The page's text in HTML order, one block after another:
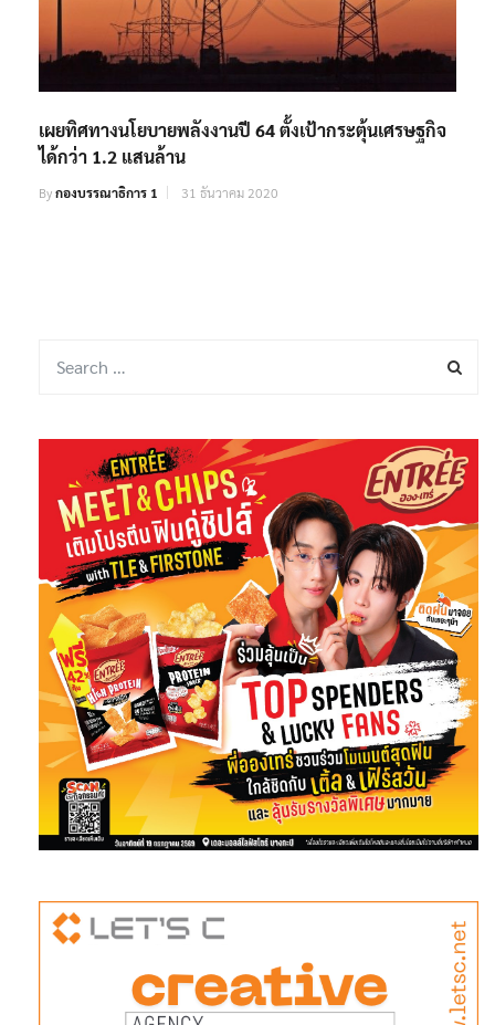
เผยทิศทางนโยบายพลังงานปี 64 ตั้งเป้ากระตุ้นเศรษฐกิจ
ได้กว่า 1.2 แสนล้าน
Byกองบรรณาธิการ 1 31 ธันวาคม 2020